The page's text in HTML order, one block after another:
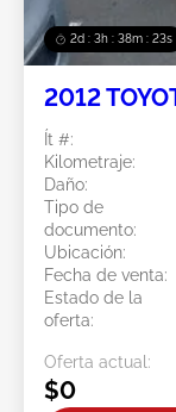
2d : 3h : 38m : 20s
2012
Ít #:
Kilometraje:
Daño:
Tipo de
documento:
Ubicación:
Fecha de venta:
Estado de la
oferta:
Oferta actual:
$0